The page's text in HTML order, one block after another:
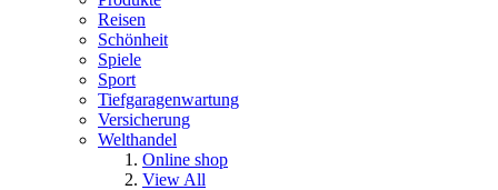
Reisen
Schönheit
Spiele
Sport
Tiefgaragenwartung
Versicherung
Welthandel
Online shop
View All